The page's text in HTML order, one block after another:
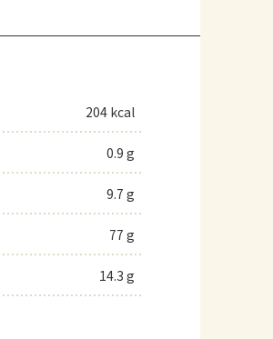
204 kcal
0.9 g
9.7 g
77 g
14.3 g